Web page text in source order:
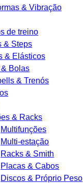
& Vibração
de treino
& Steps
& Elásticos
Bolas
& Trenós
& Racks
Multifunções
Multi-estação
Racks & Smith
Placas & Cabos
Discos & Próprio Peso